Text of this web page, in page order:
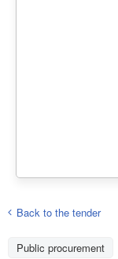
Back to the tender
Public procurement